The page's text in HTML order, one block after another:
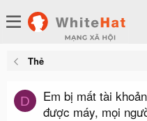
Thẻ
D
Em bị mất tài
được máy, mọi